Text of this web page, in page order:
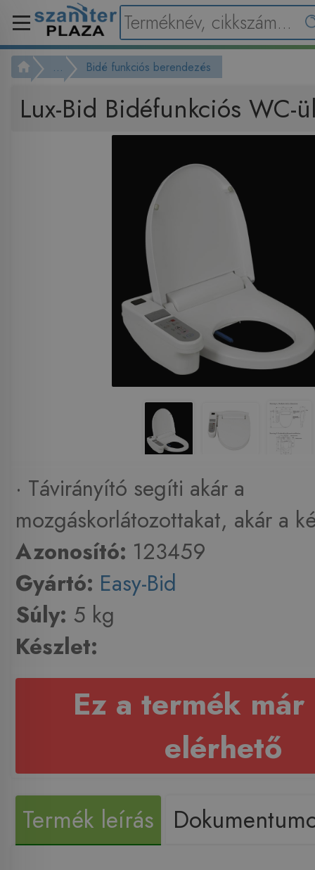
... Bidé funkciós berendezés
Lux-Bid Bidéfunkciós WC-
· Távirányító segíti akár a
mozgáskorlátozottakat, akár a
Azonosító: 123459
Gyártó: Easy-Bid
Súly: 5 kg
Készlet:
Ez a termék már
elérhető
Termék leírás